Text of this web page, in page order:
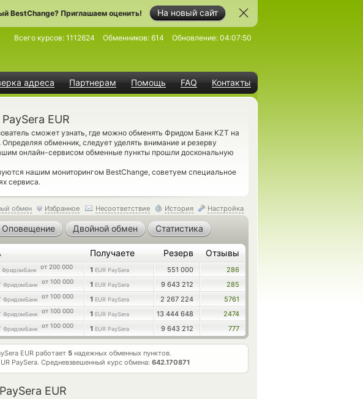
На новый сайт
BestChange? Приглашаем оценить!
адреса Партнерам Помощь FAQ Контакты
Всего курсов: 1112624 Обменников: 614 Обновление: 04:07:50
EUR
сможет узнать, где можно обменять Фридом Банк KZT на
обменник, следует уделять внимание и резерву
онлайн-сервисом обменные пункты прошли доскональную
нашим мониторингом BestChange, советуем специальное
сервиса.
обмен Избранное Несоответствие История Настройка
Оповещение Двойной обмен Статистика
Получаете Резерв Отзывы
ФридомБанк от 200 000 1 EUR PaySera 551 000
286
ФридомБанк от 100 000 1 EUR PaySera 9 643 212
285
ФридомБанк от 100 000 1 EUR PaySera 2 267 224
5761
ФридомБанк от 100 000 1 EUR PaySera 13 444 648
2474
ФридомБанк от 100 000 1 EUR PaySera 9 643 212 777
EUR работает 5 надежных обменных пунктов.
PaySera. Средневзвешенный курс обмена: 642.170871
EUR